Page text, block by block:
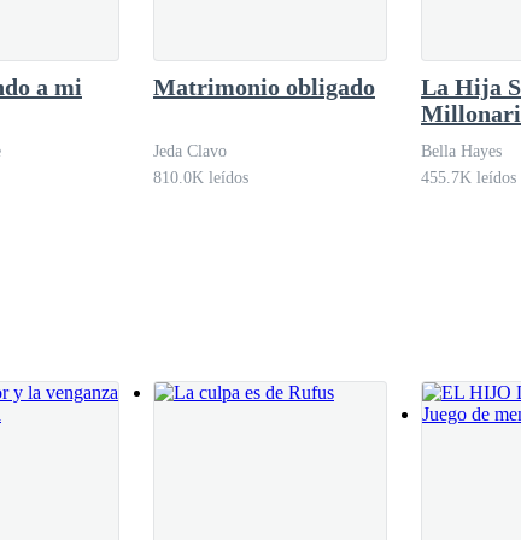
importan esas cosas. — Le respondo en voz alta, para que me
esposo, viéndome con dureza, como acusándome de algo, que
a mi
Matrimonio obligado
Jeda Clavo
810.0K leídos
La Hija
Bella Hayes
455.7K leídos